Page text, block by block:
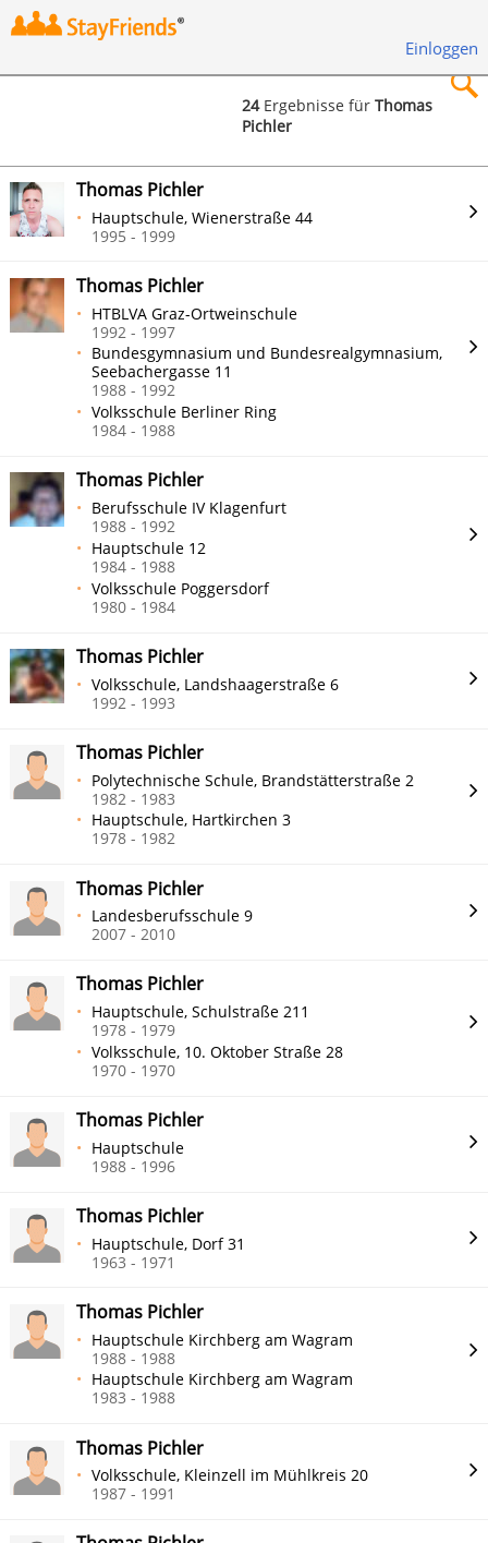
Einloggen
Suchen
24Ergebnisse für Thomas
Pichler
Thomas Pichler
Hauptschule, Wienerstraße 44
1995 - 1999
Thomas Pichler
HTBLVA Graz-Ortweinschule
1992 - 1997
Bundesgymnasium und Bundesrealgymnasium,
Seebachergasse 11
1988 - 1992
Volksschule Berliner Ring
1984 - 1988
Thomas Pichler
Berufsschule IV Klagenfurt
1988 - 1992
Hauptschule 12
1984 - 1988
Volksschule Poggersdorf
1980 - 1984
Thomas Pichler
Volksschule, Landshaagerstraße 6
1992 - 1993
Thomas Pichler
Polytechnische Schule, Brandstätterstraße 2
1982 - 1983
Hauptschule, Hartkirchen 3
1978 - 1982
Thomas Pichler
Landesberufsschule 9
2007 - 2010
Thomas Pichler
Hauptschule, Schulstraße 211
1978 - 1979
Volksschule, 10. Oktober Straße 28
1970 - 1970
Thomas Pichler
Hauptschule
1988 - 1996
Thomas Pichler
Hauptschule, Dorf 31
1963 - 1971
Thomas Pichler
Hauptschule Kirchberg am Wagram
1988 - 1988
Hauptschule Kirchberg am Wagram
1983 - 1988
Thomas Pichler
Volksschule, Kleinzell im Mühlkreis 20
1987 - 1991